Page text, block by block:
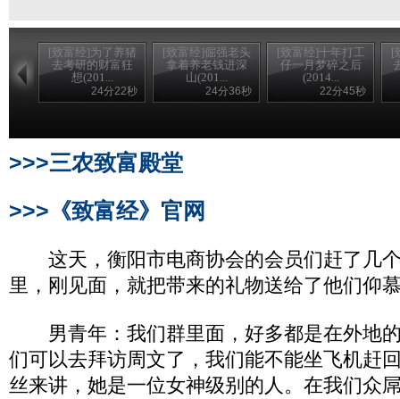
[致富经]为了养猪
去考研的财富狂
想(201...
24分22秒
[致富经]倔强老头
拿着养老钱进深
山(201...
24分36秒
[致富经]十年打工
仔一月梦碎之后
(2014...
22分45秒
[
>>>三农致富殿堂
>>>《致富经》官网
这天，衡阳市电商协会的会员们赶了几
里，刚见面，就把带来的礼物送给了他们仰
男青年：我们群里面，好多都是在外地
们可以去拜访周文了，我们能不能坐飞机赶
丝来讲，她是一位女神级别的人。在我们众